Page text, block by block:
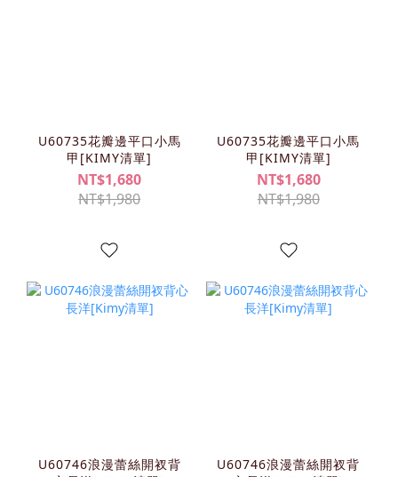
U60735花瓣邊平口小馬
甲[KIMY清單]
NT$1,680
NT$1,980
U60735花瓣邊平口小馬
甲[KIMY清單]
NT$1,680
NT$1,980
U60746浪漫蕾絲開衩背
U60746浪漫蕾絲開衩背